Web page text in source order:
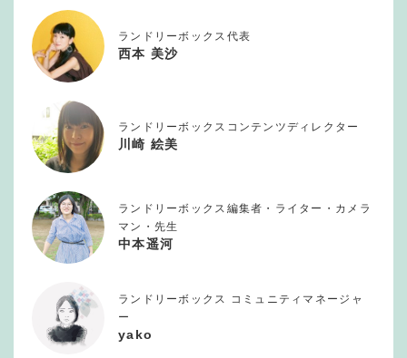
ランドリーボックス代表
西本 美沙
ランドリーボックスコンテンツディレクター
川崎 絵美
ランドリーボックス編集者・ライター・カメラ
マン・先生
中本遥河
ランドリーボックス コミュニティマネージャ
ー
yako